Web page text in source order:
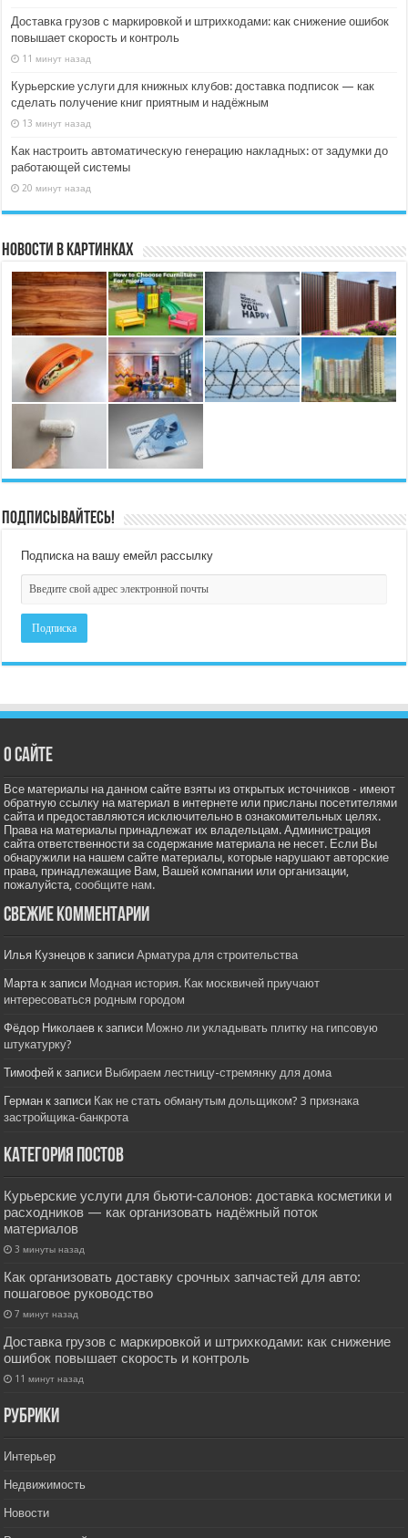
Доставка грузов с маркировкой и штрихкодами: как снижение ошибок
повышает скорость и контроль
11 минут назад
Курьерские услуги для книжных клубов: доставка подписок — как
сделать получение книг приятным и надёжным
13 минут назад
Как настроить автоматическую генерацию накладных: от задумки до
работающей системы
20 минут назад
Новости в картинках
Подписывайтесь!
Подписка на вашу емейл рассылку
О сайте
Все материалы на данном сайте взяты из открытых источников - имеют
обратную ссылку на материал в интернете или присланы посетителями
сайта и предоставляются исключительно в ознакомительных целях.
Права на материалы принадлежат их владельцам. Администрация
сайта ответственности за содержание материала не несет. Если Вы
обнаружили на нашем сайте материалы, которые нарушают авторские
права, принадлежащие Вам, Вашей компании или организации,
пожалуйста,сообщите нам.
Свежие комментарии
Илья Кузнецов к записиАрматура для строительства
Мартак записи Модная история. Как москвичей приучают
интересоваться родным городом
Фёдор Николаев к записи Можно ли укладывать плитку на гипсовую
штукатурку?
Тимофей к записи Выбираем лестницу-стремянку для дома
Герман к записи Как не стать обманутым дольщиком? 3 признака
застройщика-банкрота
Категория постов
Курьерские услуги для бьюти‑салонов: доставка косметики и
расходников — как организовать надёжный поток
материалов
3 минуты назад
Как организовать доставку срочных запчастей для авто:
пошаговое руководство
7 минут назад
Доставка грузов с маркировкой и штрихкодами: как снижение
ошибок повышает скорость и контроль
11 минут назад
РУбрики
Интерьер
Недвижимость
Новости